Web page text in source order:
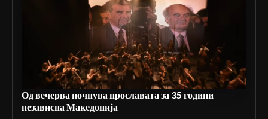
Од вечерва почнува прославата за 35 години
независна Македонија